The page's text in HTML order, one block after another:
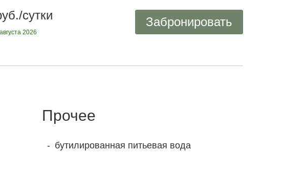
сутки
2026
Забронировать
Прочее
бутилированная питьевая вода